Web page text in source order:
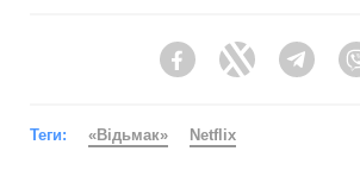
FacebookTwitter
Теги: «Відьмак» Netflix